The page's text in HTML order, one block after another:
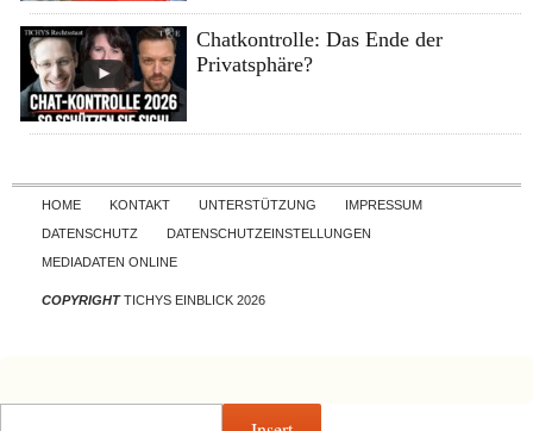
Chatkontrolle: Das Ende der
Privatsphäre?
Skip to content
HOME KONTAKT UNTERSTÜTZUNG
IMPRESSUM
DATENSCHUTZ
DATENSCHUTZEINSTELLUNGEN
MEDIADATEN ONLINE
COPYRIGHTTICHYS EINBLICK 2026